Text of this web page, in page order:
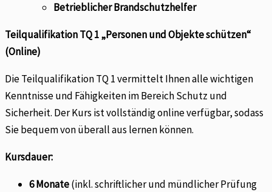
Betrieblicher Brandschutzhelfer
Teilqualifikation TQ 1 „Personen und Objekte schützen“
(Online)
Die Teilqualifikation TQ 1 vermittelt Ihnen alle wichtigen
Kenntnisse und Fähigkeiten im Bereich Schutz und
Sicherheit. Der Kurs ist vollständig online verfügbar, sodass
Sie bequem von überall aus lernen können.
Kursdauer:
6 Monate(inkl. schriftlicher und mündlicher Prüfung